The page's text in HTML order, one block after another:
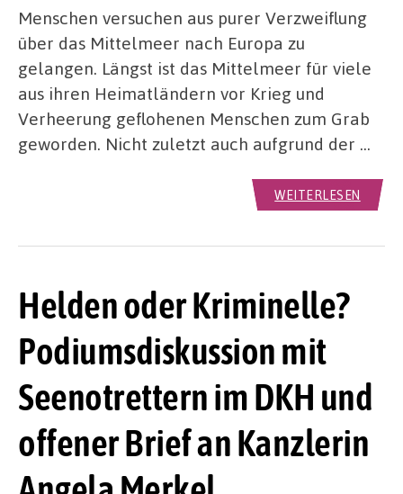
Menschen versuchen aus purer Verzweiflung
über das Mittelmeer nach Europa zu
gelangen. Längst ist das Mittelmeer für viele
aus ihren Heimatländern vor Krieg und
Verheerung geflohenen Menschen zum Grab
geworden. Nicht zuletzt auch aufgrund der …
WEITERLESEN
Helden oder Kriminelle?
Podiumsdiskussion mit
Seenotrettern im DKH und
offener Brief an Kanzlerin